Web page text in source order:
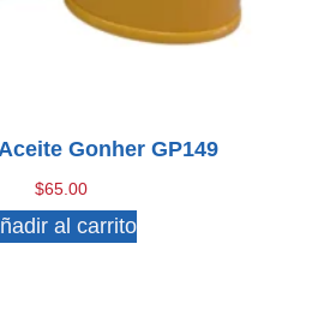
Gonher GP149
$65.00
al carrito